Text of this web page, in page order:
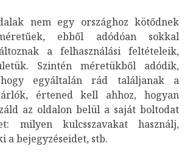
nem egy országhoz kötődnek
ebből adódóan sokkal
a felhasználási feltételeik,
Szintén méretükből adódik,
egyáltalán rád találjanak a
értened kell ahhoz, hogyan
az oldalon belül a saját boltodat
milyen kulcsszavakat használj,
a bejegyzéseidet, stb.